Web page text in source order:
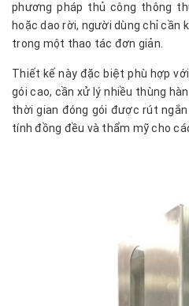
phương pháp thủ công thông
hoặc dao rời, người dùng chỉ cần
trong một thao tác đơn giản.
Thiết kế này đặc biệt phù hợp
gói cao, cần xử lý nhiều thùng
thời gian đóng gói được rút
tính đồng đều và thẩm mỹ cho